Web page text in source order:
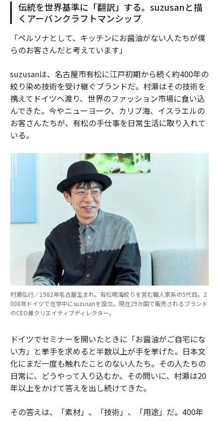
伝統を世界基準に「翻訳」する。suzusanと描
くアーバンクラフトマンシップ
「ペルソナとして、キッチンにお醤油がない人たちが僕
らのお客さんだと考えています」
suzusanは、名古屋市有松に江戸初期から続く約400年の
絞り染め技術を受け継ぐブランドだ。村瀬はその技術を
携えてドイツへ渡り、世界のファッション市場に食い込
んできた。今やニューヨーク、カリブ海、イスラエルの
お客さんたちが、有松の手仕事を日常生活に取り入れて
いる。
村瀬弘行／1982年名古屋生まれ。有松鳴海絞りを営む職人家系の5代目。2
008年ドイツで在学中にsuzusanを設立。現在29カ国で販売されるブランド
のCEO兼クリエイティブディレクター。
ドイツでセミナーを開いたときに「お醤油がご自宅にな
い方」と挙手を求めると半数以上が手を挙げた。日本文
化にまだ一度も触れたことのない人たち。その人たちの
日常に、どうやって入り込むか。その問いに、村瀬は20
年以上をかけて答えを出し続けてきた。
その答えは、「素材」、「技術」、「用途」だ。400年